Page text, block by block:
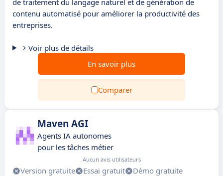
de traitement du langage naturel et de génération de
contenu automatisé pour améliorer la productivité des
entreprises.
Voir plus de détails
En savoir plus
Comparer
Maven AGI
Agents IA autonomes
pour les tâches métier
Aucun avis utilisateurs
Version gratuite Essai gratuit
Démo gratuite